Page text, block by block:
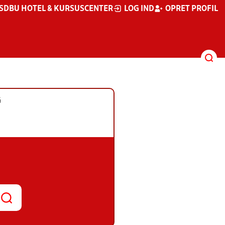
DBU HOTEL & KURSUSCENTER LOG IND OPRET PROFIL